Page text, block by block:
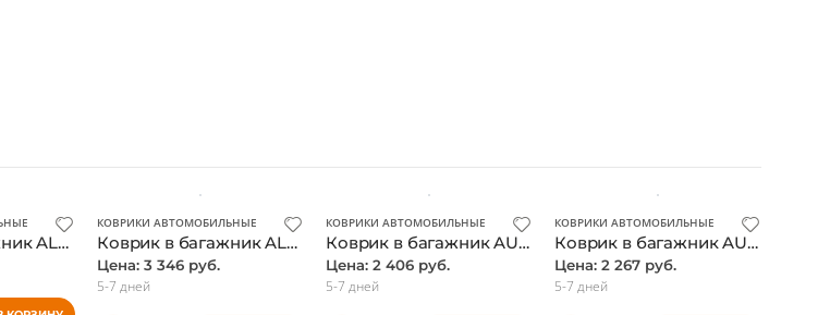
Коврик в багажник ALFA ROMEO 147 3D 12/2000-, хэтчбек (полиуретан) / Альфа Ромео
КОВРИКИ АВТОМОБИЛЬНЫЕ
Коврик в багажник ALFA ROMEO 159 12/2005-, седан (полиуретан) / Альфа Ромео
Цена: 3 346 руб.
5-7 дней
КОВРИКИ АВТОМОБИЛЬНЫЕ
Коврик в багажник AUDI A-3 3D 05/2003 - 2012, Sportback. (полиуретан) / Ауди А3
Цена: 2 406 руб.
5-7 дней
КОВРИКИ АВТОМОБИЛЬНЫЕ
Коврик в багажник AUDI A-8 long 02/2002-01/2010, седан (полиуретан) / Ауди А8
Цена: 2 267 руб.
5-7 дней